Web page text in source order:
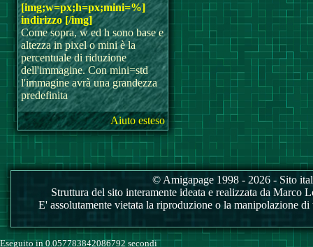
[img;w=px;h=px;mini=%]
indirizzo [/img]
Come sopra, w ed h sono base e
altezza in pixel o mini è la
percentuale di riduzione
dell'immagine. Con mini=std
l'immagine avrà una grandezza
predefinita
Aiuto esteso
© Amigapage 1998 - 2026 - Sito
Struttura del sito interamente ideata e realizzata da
E' assolutamente vietata la riproduzione o la manipolazione
Eseguito in 0.057783842086792 secondi